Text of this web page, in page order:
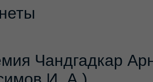
Чандгадкар